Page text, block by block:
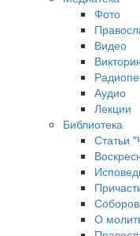
Фото
Видео
Аудио
Лекции
Библиотека
Статьи
О